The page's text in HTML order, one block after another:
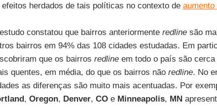
efeitos herdados de tais políticas no contexto de
constatou que bairros anteriormente redlinesão
bairros em 94% das 108 cidades estudadas. Em
que os bairros redlineem todo o país são cerca
quentes, em média, do que os bairros não redline. No
as diferenças são muito mais acentuadas. Por
, Oregon, Denver, COe Minneapolis, MN